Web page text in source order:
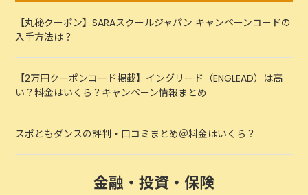
【丸秘クーポン】SARAスクールジャパン キャンペーンコードの
入手方法は？
【2万円クーポンコード掲載】イングリード（ENGLEAD）は高
い？料金はいくら？キャンペーン情報まとめ
スポともダンスの評判・口コミまとめ＠料金はいくら？
金融・投資・保険